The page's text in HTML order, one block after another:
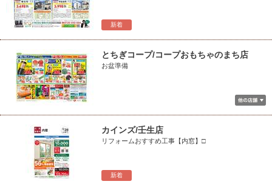
新着
とちぎコープ/コープおもちゃのまち店
お盆準備
新着
カインズ/壬生店
リフォームおすすめ工事【内窓】□